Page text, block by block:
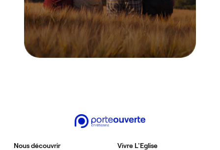
Nous découvrir Vivre L'Eglise